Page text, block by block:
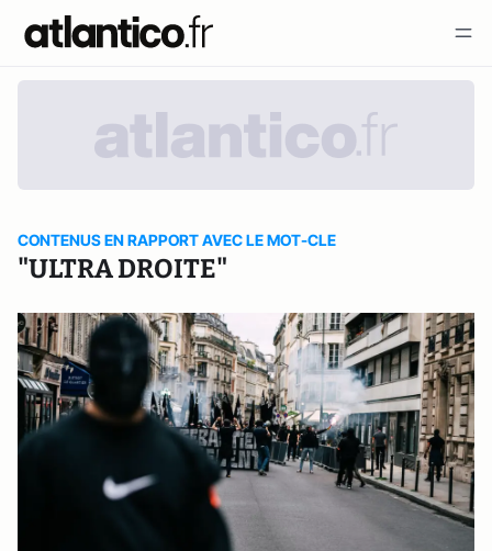
CONTENUS EN RAPPORT AVEC LE MOT-CLE
"ULTRA DROITE"